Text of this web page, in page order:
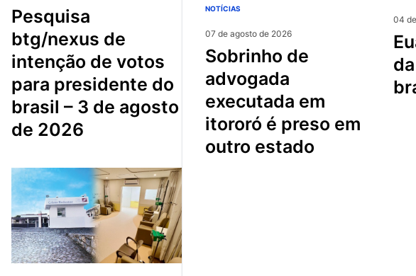
pesquisa
btg/nexus de
intenção de votos
para presidente do
brasil – 3 de agosto
de 2026
NOTÍCIAS
07 de agosto de 2026
sobrinho de
advogada
executada em
itororó é preso em
outro estado
04
eua revogam visto